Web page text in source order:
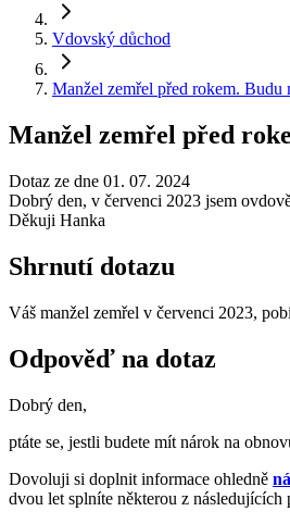
Vdovský důchod
Manžel zemřel před rokem.
Manžel zemřel před
Dotaz ze dne 01. 07. 2024
Dobrý den, v červenci 2023 jsem
Děkuji Hanka
Shrnutí dotazu
Váš manžel zemřel v červenci 2023,
Odpověď na dotaz
Dobrý den,
ptáte se, jestli budete mít nárok na
Dovoluji si doplnit informace ohledně
dvou let splníte některou z následujících